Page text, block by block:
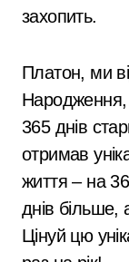
захопить.
Платон, ми від душі вітаємо тебе з Днем
Народження,
365 днів
отримав
життя – на
днів більше,
Цінуй цю